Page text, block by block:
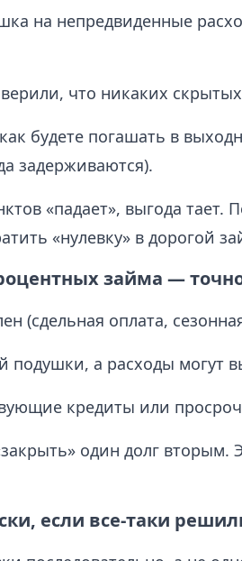
на непредвиденные
что никаких
будете погашать в
задерживаются).
«падает», выгода тает.
«нулевку» в дорогой
займа —
(сдельная оплата,
подушки, а расходы могут
кредиты или
один долг вторым.
если все-таки